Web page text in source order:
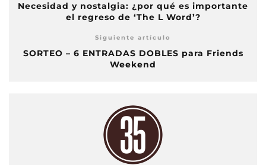
Necesidad y nostalgia: ¿por qué es importante
el regreso de ‘The L Word’?
Siguiente artículo
SORTEO – 6 ENTRADAS DOBLES para Friends
Weekend